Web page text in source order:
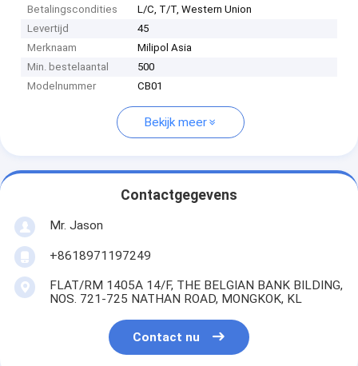
Betalingscondities
L/C, T/T, Western Union
Levertijd
45
Merknaam
Milipol Asia
Min. bestelaantal
500
Modelnummer
CB01
Bekijk meer
Contactgegevens
Mr. Jason
+8618971197249
FLAT/RM 1405A 14/F, THE BELGIAN BANK BILDING,
NOS. 721-725 NATHAN ROAD, MONGKOK, KL
Contact nu